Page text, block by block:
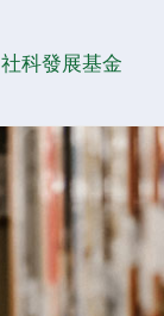
社科發展基金